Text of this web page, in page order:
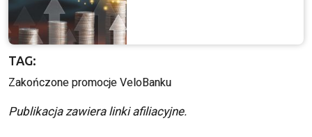
TAG:
Zakończone promocje VeloBanku
Publikacja zawiera linki afiliacyjne.